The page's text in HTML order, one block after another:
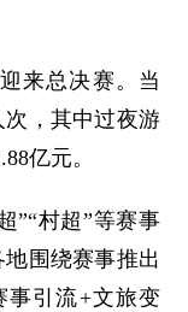
来总决赛。当
次，其中过夜游
亿元。
村超”等赛事
围绕赛事推出
事引流+文旅变